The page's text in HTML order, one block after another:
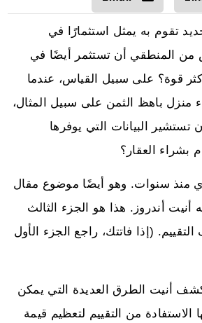
تقوم به يمثل استثمارًا في
المنطقي أن تستثمر أيضًا في
قوة؟ على سبيل القياس، عندما
باهظ الثمن على سبيل المثال،
البيانات التي يوفرها
بشراء العقار؟
منذ سنوات. وهو أيضًا موضوع مقال
أنيت أندروز. هذا هو الجزء الثالث
(إذا فاتتك، راجع الجزء الأول
أنيت الطرق العديدة التي يمكن
من التقييم لتعظيم قيمة